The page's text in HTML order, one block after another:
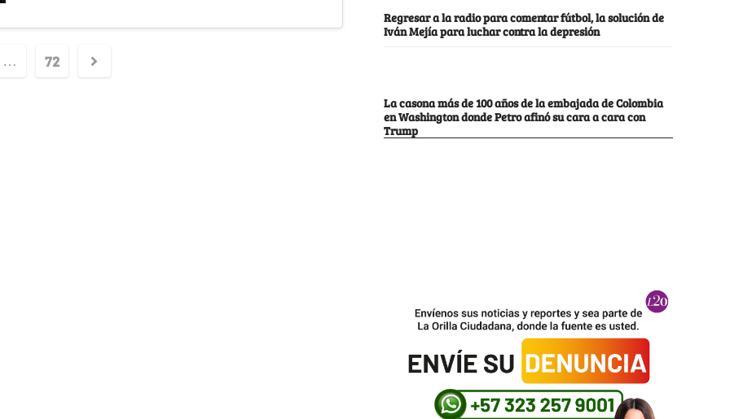
… 72
Regresar a la radio para comentar fútbol, la solución de
Iván Mejía para luchar contra la depresión
La casona más de 100 años de la embajada de Colombia
en Washington donde Petro afinó su cara a cara con
Trump